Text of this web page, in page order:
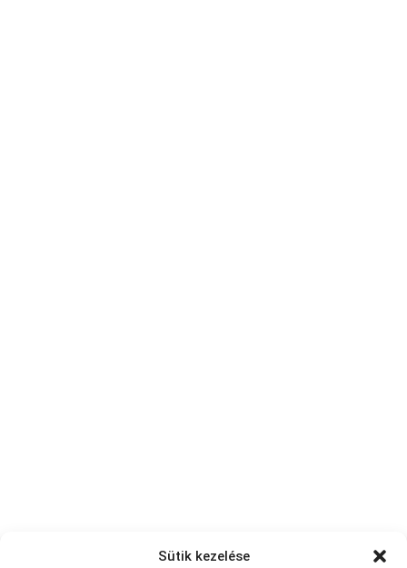
Sütik kezelése